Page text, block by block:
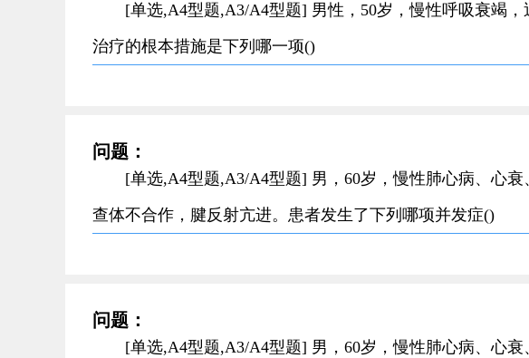
[单选,A4型题,A3/A4型题] 男性，50岁，慢性呼吸衰竭
治疗的根本措施是下列哪一项()
问题：
[单选,A4型题,A3/A4型题] 男，60岁，慢性肺心病、心
查体不合作，腱反射亢进。患者发生了下列哪项并发症()
问题：
[单选,A4型题,A3/A4型题] 男，60岁，慢性肺心病、心